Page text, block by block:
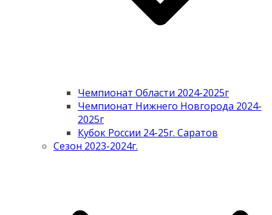
Чемпионат Области 2024-2025г
Чемпионат Нижнего Новгорода 2024-
2025г
Кубок России 24-25г. Саратов
Сезон 2023-2024г.